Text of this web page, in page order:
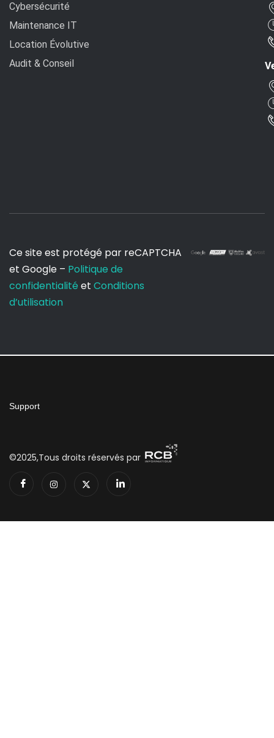
Cybersécurité
Maintenance IT
Location Évolutive
Audit & Conseil
Ce site est protégé par reCAPTCHA
et Google – Politique de
confidentialité et Conditions
d’utilisation
Support
©2025,Tous droits réservés par